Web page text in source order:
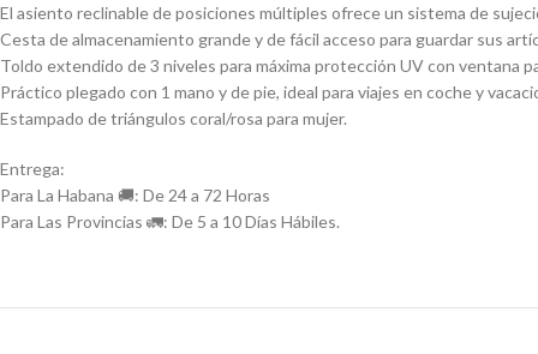
El asiento reclinable de posiciones múltiples ofrece un sistema de
Cesta de almacenamiento grande y de fácil acceso para guardar sus
Toldo extendido de 3 niveles para máxima protección UV con ventana
Práctico plegado con 1 mano y de pie, ideal para viajes en coche y
Estampado de triángulos coral/rosa para mujer.
Entrega:
Para La Habana 🚚: De 24 a 72 Horas
Para Las Provincias 🚛: De 5 a 10 Días Hábiles.